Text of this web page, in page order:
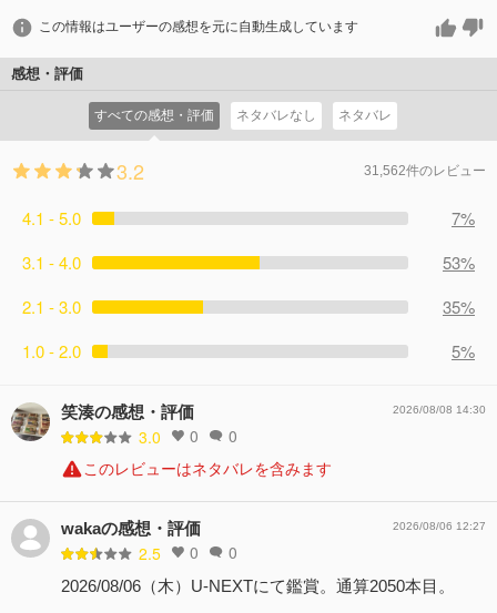
この情報はユーザーの感想を元に自動生成しています
感想・評価
すべての感想・評価 ネタバレなし ネタバレ
3.2 31,562件のレビュー
4.1 - 5.0
7%
3.1 - 4.0
53%
2.1 - 3.0
35%
1.0 - 2.0
5%
笑湊の感想・評価
3.0 0 0
2026/08/08 14:30
このレビューはネタバレを含みます
wakaの感想・評価
2.5 0 0
2026/08/06 12:27
2026/08/06（木）U-NEXTにて鑑賞。通算2050本目。